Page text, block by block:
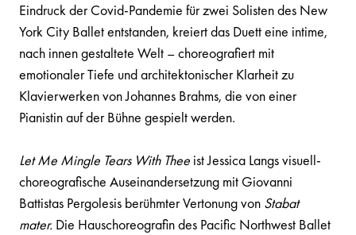
Eindruck der Covid-Pandemie für zwei Solisten des New
York City Ballet entstanden, kreiert das Duett eine intime,
nach innen gestaltete Welt – choreografiert mit
emotionaler Tiefe und architektonischer Klarheit zu
Klavierwerken von Johannes Brahms, die von einer
Pianistin auf der Bühne gespielt werden.
Let Me Mingle Tears With Thee ist Jessica Langs visuell-
choreografische Auseinandersetzung mit Giovanni
Battistas Pergolesis berühmter Vertonung von Stabat
mater. Die Hauschoreografin des Pacific Northwest Ballet